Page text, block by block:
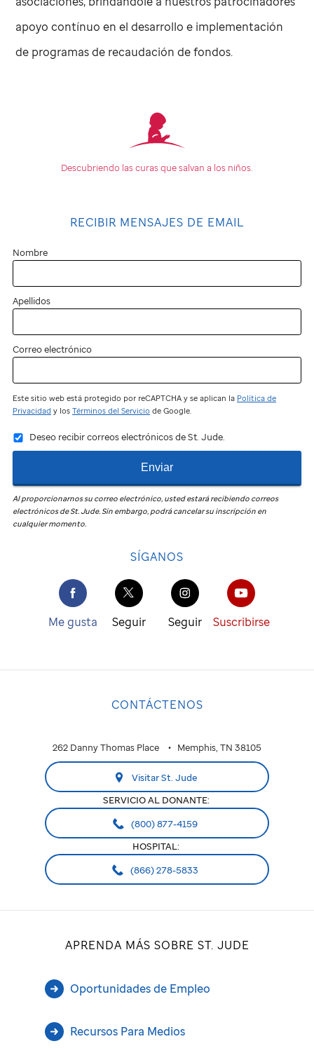
apoyo contínuo en el desarrollo e implementación
de programas de recaudación de fondos.
Descubriendo las curas quesalvan a los niños.
RECIBIR MENSAJES DE EMAIL
Nombre
Apellidos
Correo electrónico
Este sitio web está protegido por reCAPTCHA y se aplican la Política de
Privacidad y los Términos del Servicio de Google.
Deseo recibir correos electrónicos de St. Jude.
Enviar
Al proporcionarnos su correo electrónico, usted estará recibiendo correos
electrónicos deSt. Jude. Sin embargo, podrá cancelar su inscripción en
cualquier momento.
SÍGANOS
Me gusta Seguir Seguir Suscribirse
CONTÁCTENOS
262 Danny Thomas Place Memphis, TN 38105
Visitar St. Jude
SERVICIO AL DONANTE:
(800) 877-4159
HOSPITAL:
(866) 278-5833
APRENDA MÁS SOBRE ST. JUDE
Oportunidades de Empleo
Recursos Para Medios